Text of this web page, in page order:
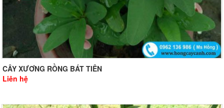
CÂY XƯƠNG RỒNG BÁT TIÊN
Liên hệ